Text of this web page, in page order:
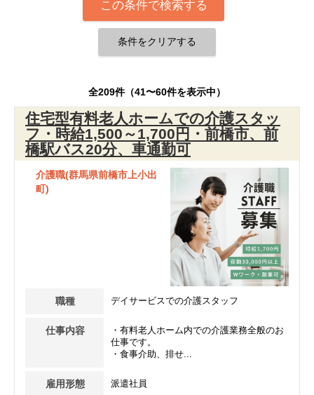
全209件（41〜60件を表示中）
住宅型有料老人ホームでの介護スタッ
フ・時給1,500～1,700円・前橋市、前
橋駅バス20分、車通勤可
介護職(群馬県前橋市上小出
町)
職種 デイサービスでの介護スタッフ
仕事内容
・有料老人ホーム内での介護業務全般のお
仕事です。
・食事介助、排せ...
雇用形態 派遣社員